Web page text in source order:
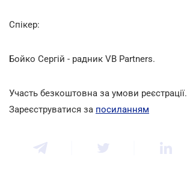
Спікер:
Бойко Сергій - радник VB Partners.
Участь безкоштовна за умови реєстрації.
Зареєструватися за посиланням